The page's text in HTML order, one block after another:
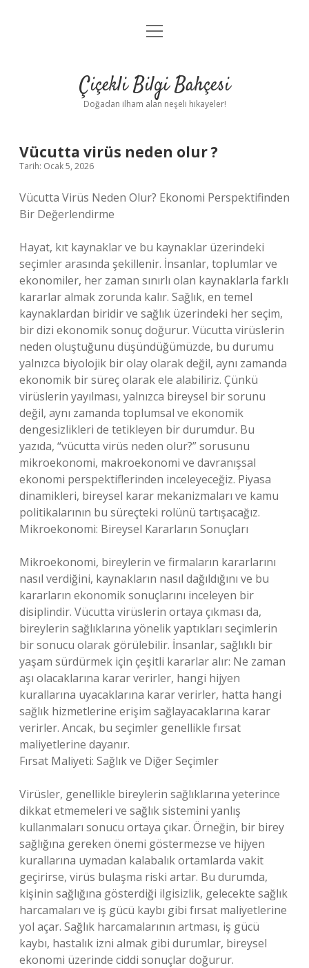
Anasayfa
Yasal Uyarı
menüyü
Çiçekli Bilgi Bahçesi
Doğadan ilham alan neşeli hikayeler!
Vücutta virüs neden olur ?
Tarih: Ocak 5, 2026
Vücutta Virüs Neden Olur? Ekonomi Perspektifinden
Bir Değerlendirme
Hayat, kıt kaynaklar ve bu kaynaklar üzerindeki
seçimler arasında şekillenir. İnsanlar, toplumlar ve
ekonomiler, her zaman sınırlı olan kaynaklarla farklı
kararlar almak zorunda kalır. Sağlık, en temel
kaynaklardan biridir ve sağlık üzerindeki her seçim,
bir dizi ekonomik sonuç doğurur. Vücutta virüslerin
neden oluştuğunu düşündüğümüzde, bu durumu
yalnızca biyolojik bir olay olarak değil, aynı zamanda
ekonomik bir süreç olarak ele alabiliriz. Çünkü
virüslerin yayılması, yalnızca bireysel bir sorunu
değil, aynı zamanda toplumsal ve ekonomik
dengesizlikleri de tetikleyen bir durumdur. Bu
yazıda, “vücutta virüs neden olur?” sorusunu
mikroekonomi, makroekonomi ve davranışsal
ekonomi perspektiflerinden inceleyeceğiz. Piyasa
dinamikleri, bireysel karar mekanizmaları ve kamu
politikalarının bu süreçteki rolünü tartışacağız.
Mikroekonomi: Bireysel Kararların Sonuçları
Mikroekonomi, bireylerin ve firmaların kararlarını
nasıl verdiğini, kaynakların nasıl dağıldığını ve bu
kararların ekonomik sonuçlarını inceleyen bir
disiplindir. Vücutta virüslerin ortaya çıkması da,
bireylerin sağlıklarına yönelik yaptıkları seçimlerin
bir sonucu olarak görülebilir. İnsanlar, sağlıklı bir
yaşam sürdürmek için çeşitli kararlar alır: Ne zaman
aşı olacaklarına karar verirler, hangi hijyen
kurallarına uyacaklarına karar verirler, hatta hangi
sağlık hizmetlerine erişim sağlayacaklarına karar
verirler. Ancak, bu seçimler genellikle fırsat
maliyetlerine dayanır.
Fırsat Maliyeti: Sağlık ve Diğer Seçimler
Virüsler, genellikle bireylerin sağlıklarına yeterince
dikkat etmemeleri ve sağlık sistemini yanlış
kullanmaları sonucu ortaya çıkar. Örneğin, bir birey
sağlığına gereken önemi göstermezse ve hijyen
kurallarına uymadan kalabalık ortamlarda vakit
geçirirse, virüs bulaşma riski artar. Bu durumda,
kişinin sağlığına gösterdiği ilgisizlik, gelecekte sağlık
harcamaları ve iş gücü kaybı gibi fırsat maliyetlerine
yol açar. Sağlık harcamalarının artması, iş gücü
kaybı, hastalık izni almak gibi durumlar, bireysel
ekonomi üzerinde ciddi sonuçlar doğurur.